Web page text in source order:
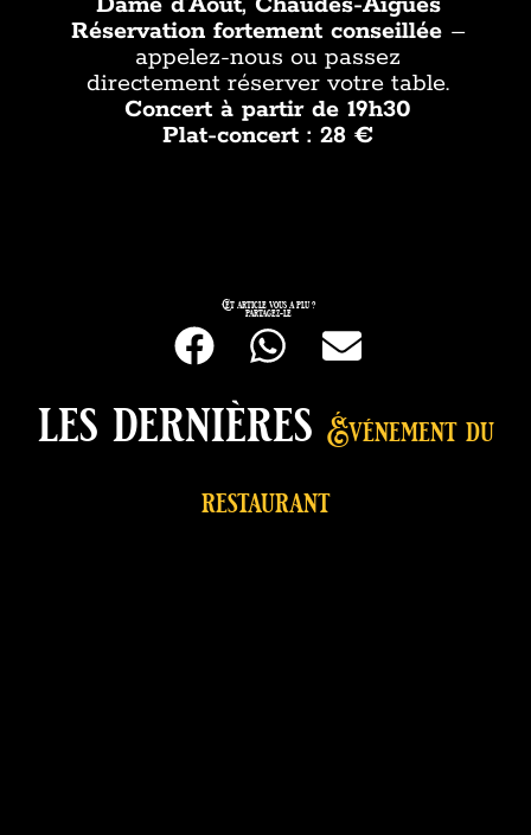
Réservation fortement conseillée –
appelez-nous ou passez
directement réserver votre table.
Concert à partir de 19h30
Plat-concert : 28 €
Cet article vous a plu ?
partagez-le
les dernières Événement du
restaurant